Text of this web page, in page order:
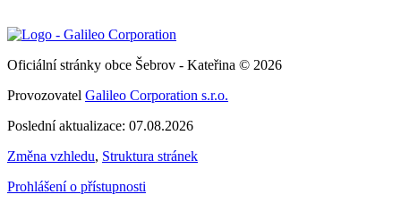
Oficiální stránky obce Šebrov - Kateřina © 2026
Provozovatel Galileo Corporation s.r.o.
Poslední aktualizace: 07.08.2026
Změna vzhledu, Struktura stránek
Prohlášení o přístupnosti